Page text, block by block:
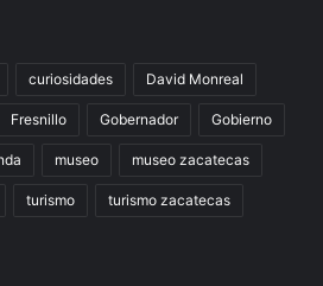
curiosidades David Monreal
Fresnillo Gobernador Gobierno
museo museo zacatecas
turismo turismo zacatecas